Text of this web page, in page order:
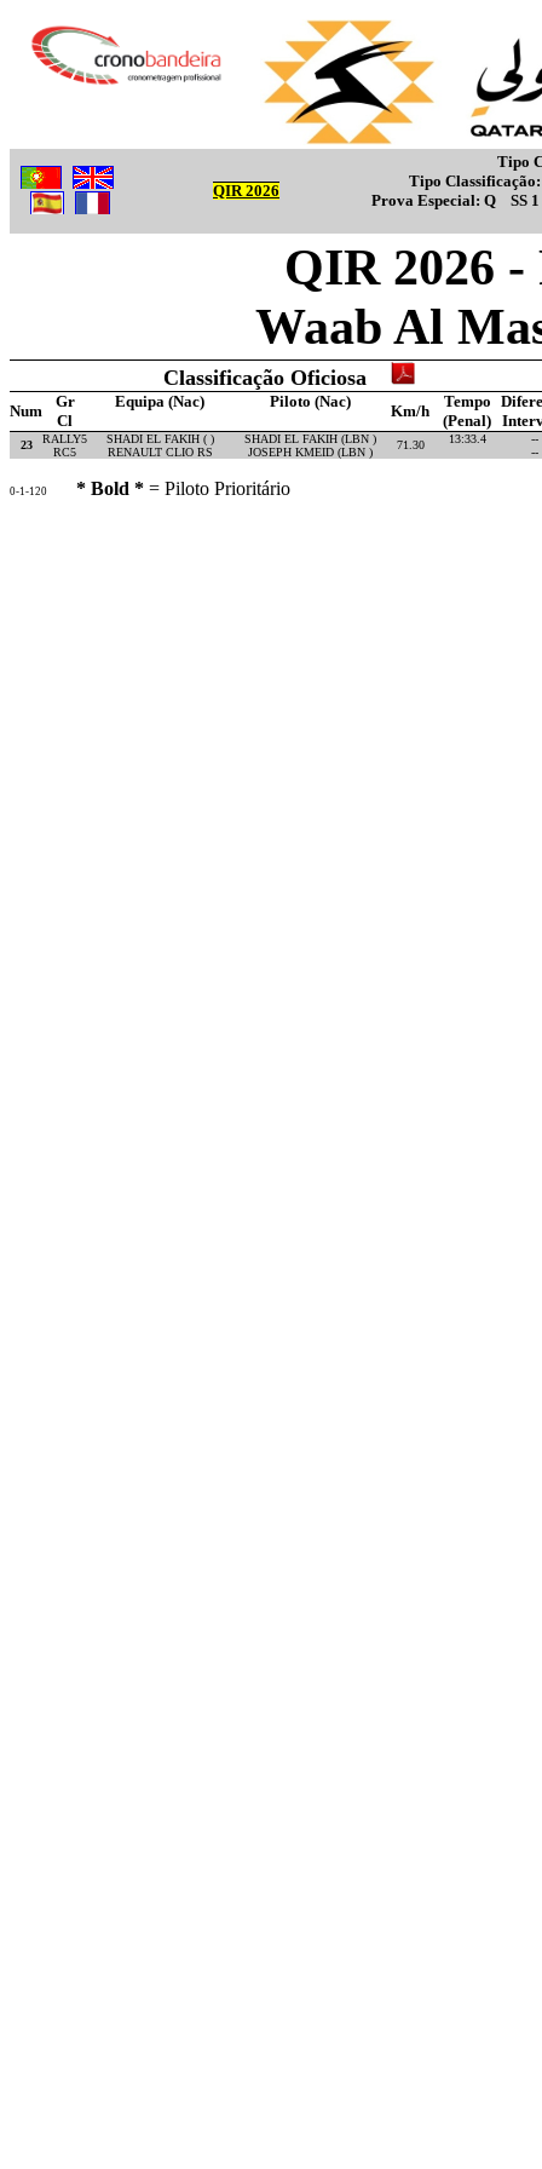
QIR 2026
Tipo
Tipo
Prova Especial: Q
SS 1
QIR 2026
Waab Al
Classificação Oficiosa
Num
Gr Equipa (Nac) Piloto (Nac)
Km/h
Tempo
Cl
(Penal)
23 RALLY5 SHADI EL FAKIH ( ) SHADI EL FAKIH (LBN ) 71.30 13:33.4
--
RC5
RENAULT CLIO RS JOSEPH KMEID (LBN ) --
0-1-120 * Bold * = Piloto Prioritário